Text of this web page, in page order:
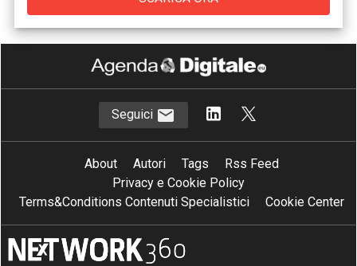
Seguici
About Autori Tags
Rss Feed
Privacy e Cookie Policy
Terms&Conditions Contenuti Specialistici
Cookie Center